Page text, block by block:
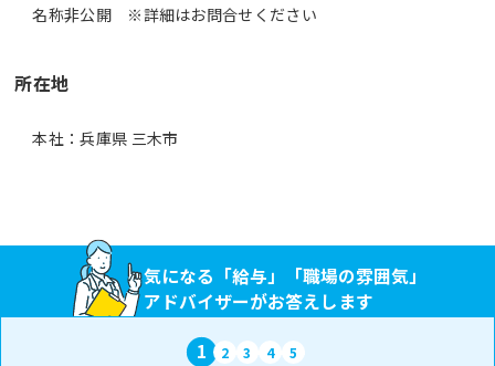
名称非公開 ※詳細はお問合せください
所在地
本社：兵庫県 三木市
気になる「給与」「職場の雰囲気」
アドバイザーがお答えします
1 2 3 4 5